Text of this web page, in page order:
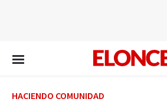
HACIENDO COMUNIDAD